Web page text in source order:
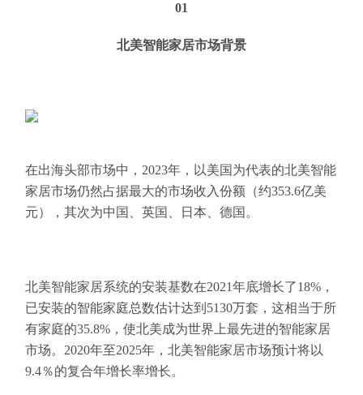
01
北美智能家居市场背景
在出海头部市场中，2023年，以美国为代表的北美智能
家居市场仍然占据最大的市场收入份额（约353.6亿美
元），其次为中国、英国、日本、德国。
北美智能家居系统的安装基数在2021年底增长了18%，
已安装的智能家庭总数估计达到5130万套，这相当于所
有家庭的35.8%，使北美成为世界上最先进的智能家居
市场。2020年至2025年，北美智能家居市场预计将以
9.4％的复合年增长率增长。